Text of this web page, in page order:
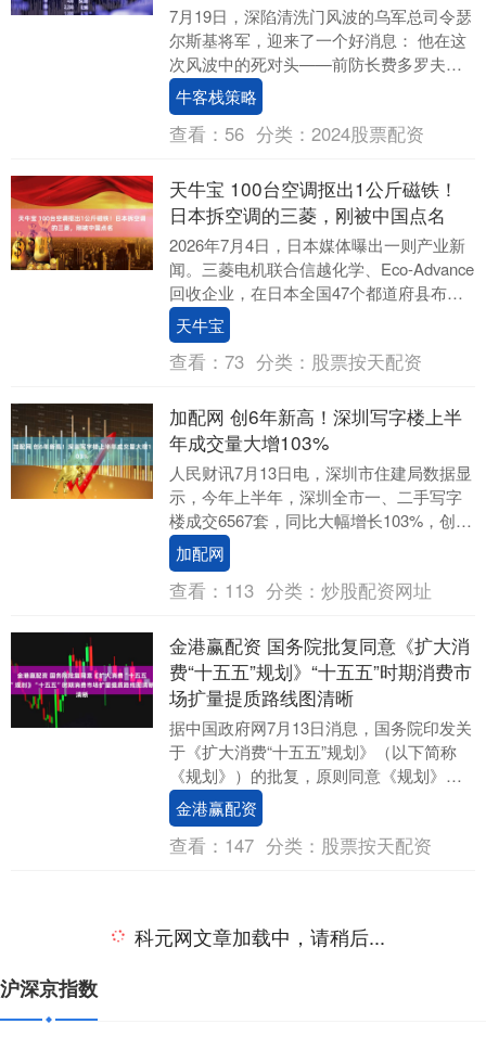
7月19日，深陷清洗门风波的乌军总司令瑟
尔斯基将军，迎来了一个好消息： 他在这
次风波中的死对头——前防长费多罗夫
——的妻子亲自下场参战了，但是，她的
表现对于费多....
牛客栈策略
查看： 56 分类： 2024股票配资
天牛宝 100台空调抠出1公斤磁铁！
日本拆空调的三菱，刚被中国点名
2026年7月4日，日本媒体曝出一则产业新
闻。三菱电机联合信越化学、Eco-Advance
回收企业，在日本全国47个都道府县布局
回收网点，专门收购民众淘汰的旧空....
天牛宝
查看： 73 分类： 股票按天配资
加配网 创6年新高！深圳写字楼上半
年成交量大增103%
人民财讯7月13日电，深圳市住建局数据显
示，今年上半年，深圳全市一、二手写字
楼成交6567套，同比大幅增长103%，创6
年新高。深圳前海作为深港融合示范区，
对跨....
加配网
查看： 113 分类： 炒股配资网址
金港赢配资 国务院批复同意《扩大消
费“十五五”规划》“十五五”时期消费市
场扩量提质路线图清晰
据中国政府网7月13日消息，国务院印发关
于《扩大消费“十五五”规划》（以下简称
《规划》）的批复，原则同意《规划》。
据国家发展改革委、商务部有关负责人介
绍，“十....
金港赢配资
查看： 147 分类： 股票按天配资
科元网文章加载中，请稍后...
沪深京指数